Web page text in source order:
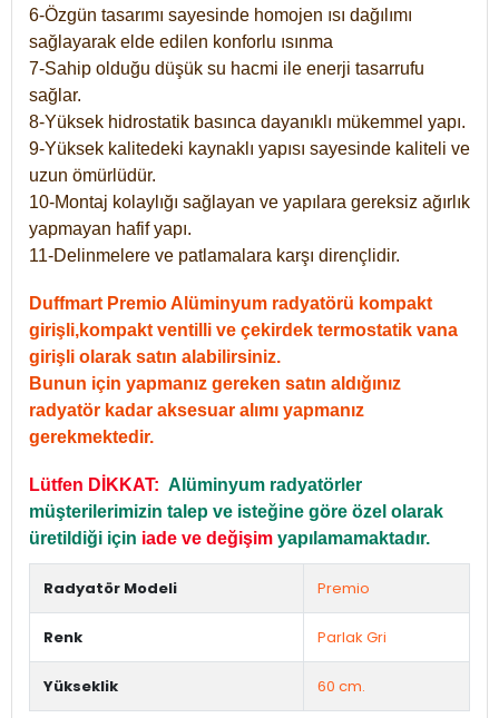
6-Özgün tasarımı sayesinde homojen ısı dağılımı
sağlayarak elde edilen konforlu ısınma
7-Sahip olduğu düşük su hacmi ile enerji tasarrufu
sağlar.
8-Yüksek hidrostatik basınca dayanıklı mükemmel yapı.
9-Yüksek kalitedeki kaynaklı yapısı sayesinde kaliteli ve
uzun ömürlüdür.
10-Montaj kolaylığı sağlayan ve yapılara gereksiz ağırlık
yapmayan hafif yapı.
11-Delinmelere ve patlamalara karşı dirençlidir.
Duffmart Premio Alüminyum radyatörü kompakt
girişli,kompakt ventilli ve çekirdek termostatik vana
girişli olarak satın alabilirsiniz.
Bunun için yapmanız gereken satın aldığınız
radyatör kadar aksesuar alımı yapmanız
gerekmektedir.
Lütfen DİKKAT: Alüminyum radyatörler
müşterilerimizin talep ve isteğine göre özel olarak
üretildiği için iade ve değişim yapılamamaktadır.
Radyatör Modeli Premio
Renk Parlak Gri
Yükseklik 60 cm.